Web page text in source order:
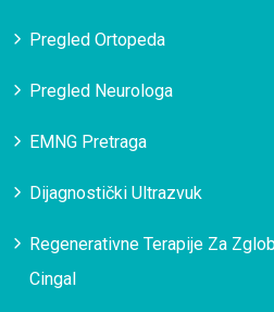
Pregled Ortopeda
Pregled Neurologa
EMNG Pretraga
Dijagnostički Ultrazvuk
Regenerativne Terapije Za
Cingal